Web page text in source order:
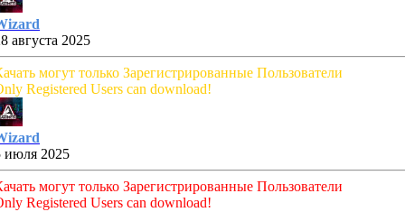
августа 2025
могут только Зарегистрированные Пользователи
Registered Users can download!
июля 2025
могут только Зарегистрированные Пользователи
Registered Users can download!